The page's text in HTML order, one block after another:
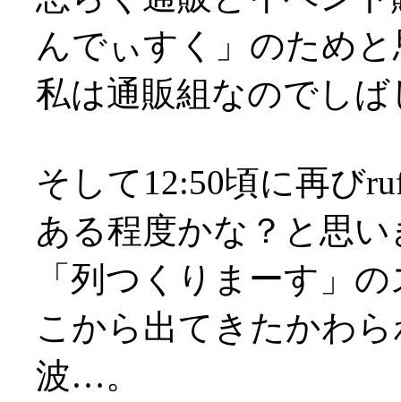
んでぃすく」のため
私は通販組なのでし
そして12:50頃に再び
ある程度かな？と思
「列つくりまーす」
こから出てきたかわ
波…。